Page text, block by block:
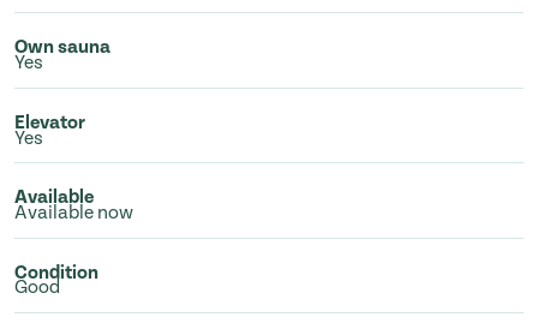
Own sauna
Yes
Elevator
Yes
Available
Available now
Condition
Good